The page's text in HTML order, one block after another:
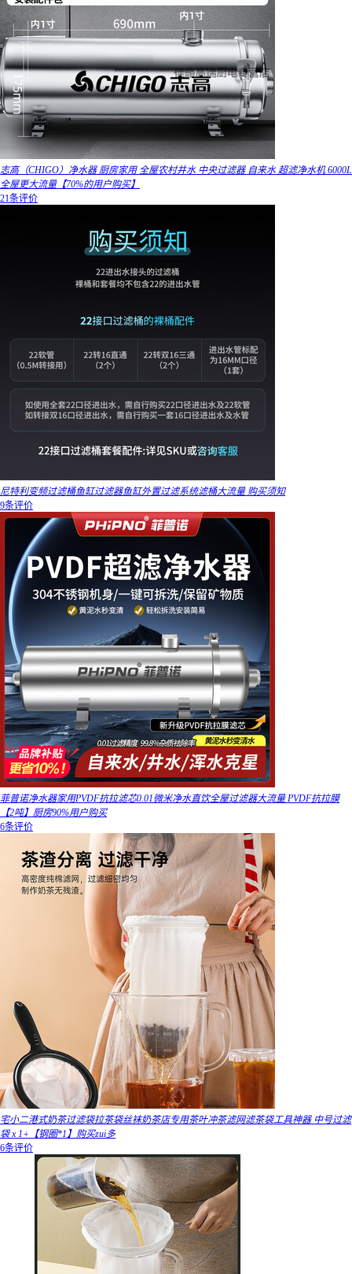
志高（CHIGO）净水器 厨房家用 全屋农村井水 中央过滤器 自来水 超滤净水机 6000L
全屋更大流量【70%的用户购买】
21条评价
尼特利变频过滤桶鱼缸过滤器鱼缸外置过滤系统滤桶大流量 购买须知
9条评价
菲普诺净水器家用PVDF抗拉滤芯0.01微米净水直饮全屋过滤器大流量 PVDF抗拉膜
【2吨】厨房90%用户购买
6条评价
宅小二港式奶茶过滤袋拉茶袋丝袜奶茶店专用茶叶冲茶滤网滤茶袋工具神器 中号过滤
袋 x 1+【钢圈*1】购买zui多
6条评价